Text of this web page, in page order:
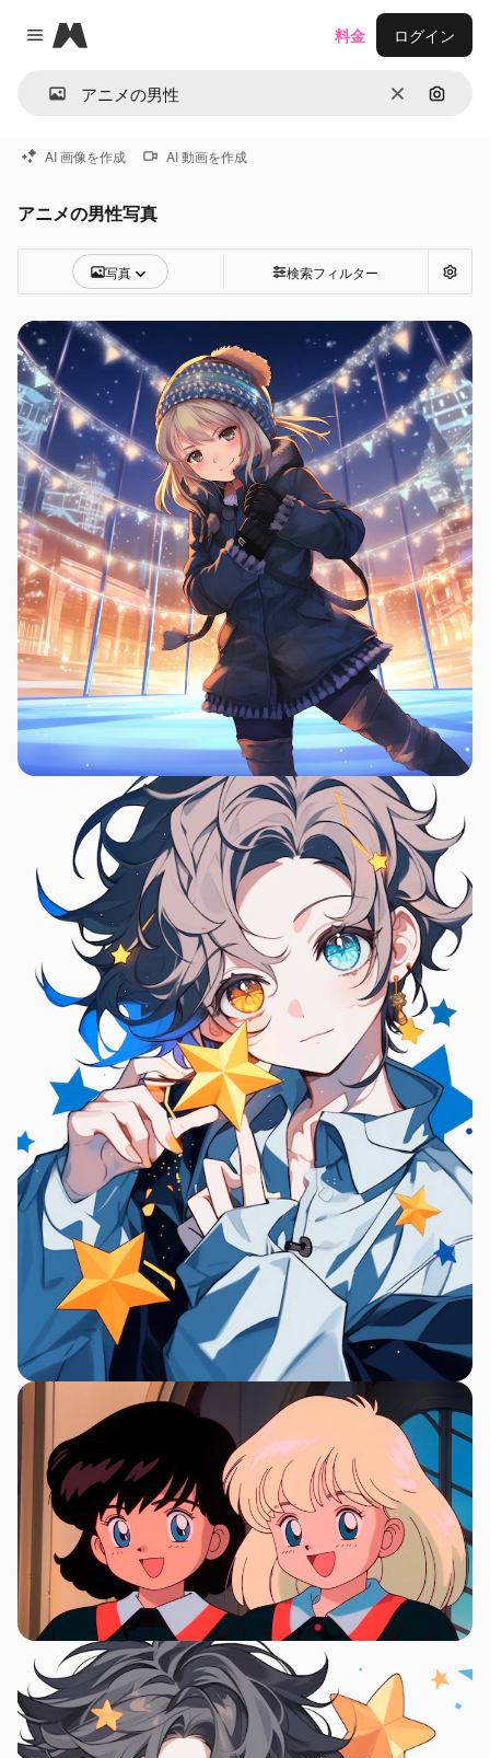
Close menu
Magnific
消去 画像で
料金 ログイン
AI 画像を作成 AI 動画を作成
アニメの男性写真
写真 検索フィルター